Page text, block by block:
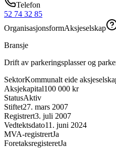
Telefon
52 74 32 85
OrganisasjonsformAksjeselskap
Bransje
Drift av parkeringsplasser og
SektorKommunalt eide
Aksjekapital100 000 kr
StatusAktiv
Stiftet27. mars 2007
Registrert3. juli 2007
Vedtektsdato11. juni 2024
MVA-registrertJa
ForetaksregisteretJa